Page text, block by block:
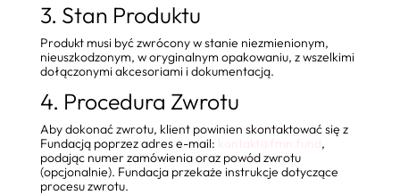
3. Stan Produktu
Produkt musi być zwrócony w stanie niezmienionym,
nieuszkodzonym, w oryginalnym opakowaniu, z wszelkimi
dołączonymi akcesoriami i dokumentacją.
4. Procedura Zwrotu
Aby dokonać zwrotu, klient powinien skontaktować się z
Fundacją poprzez adres e-mail:
,
podając numer zamówienia oraz powód zwrotu
(opcjonalnie). Fundacja przekaże instrukcje dotyczące
procesu zwrotu.